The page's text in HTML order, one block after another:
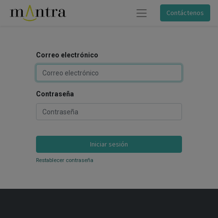
Contáctenos
Correo electrónico
Contraseña
Iniciar sesión
Restablecer contraseña